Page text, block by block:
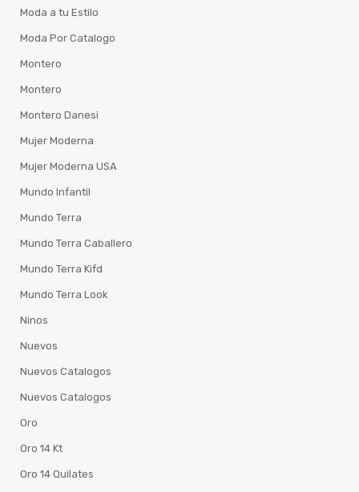
Moda a tu Estilo
Moda Por Catalogo
Montero
Montero
Montero Danesi
Mujer Moderna
Mujer Moderna USA
Mundo Infantil
Mundo Terra
Mundo Terra Caballero
Mundo Terra Kifd
Mundo Terra Look
Ninos
Nuevos
Nuevos Catalogos
Nuevos Catalogos
Oro
Oro 14 Kt
Oro 14 Quilates